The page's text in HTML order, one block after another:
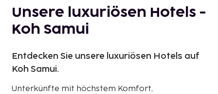
Unsere luxuriösen Hotels -
Koh Samui
Entdecken Sie unsere luxuriösen Hotels auf
Koh Samui.
Unterkünfte mit höchstem Komfort,